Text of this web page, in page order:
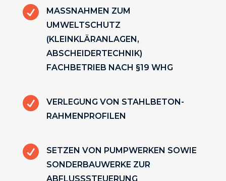

MASSNAHMEN ZUM U
MWELTSCHUTZ (
KLEINKLÄRANLAGEN, A
BSCHEIDERTECHNIK) F
ACHBETRIEB NACH §19 WHG

VERLEGUNG VON STAHLBETON-
RAHMENPROFILEN

SETZEN VON PUMPWERKEN SOWIE
SONDERBAUWERKE ZUR
ABFLUSSSTEUERUNG